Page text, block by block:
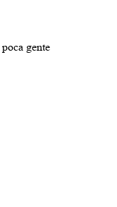
poca gente